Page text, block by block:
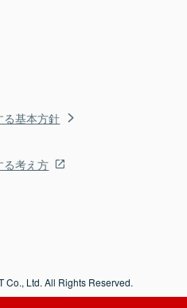
る基本方針
る考え方
Co., Ltd. All Rights Reserved.